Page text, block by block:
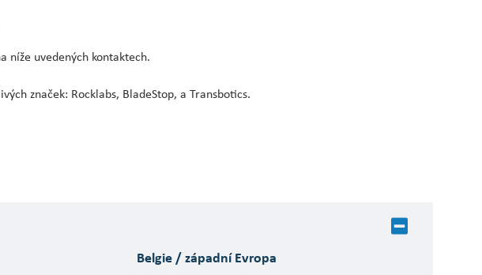
níže uvedených kontaktech.
značek: Rocklabs, BladeStop, a Transbotics.
Belgie / západní Evropa